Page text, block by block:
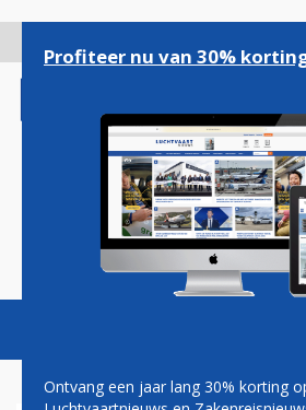
gaan
Magazine Podcasts
Profiteer nu van 30%
Ontvang een jaar lang 30% korting